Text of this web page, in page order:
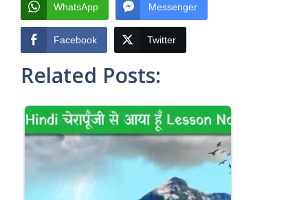
WhatsApp Messenger
Facebook Twitter
Related Posts: